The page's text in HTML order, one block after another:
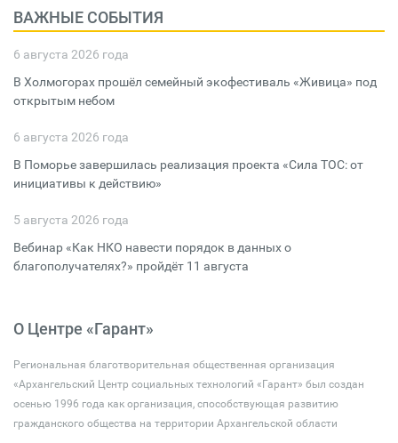
ВАЖНЫЕ СОБЫТИЯ
6 августа 2026 года
В Холмогорах прошёл семейный экофестиваль «Живица» под
открытым небом
6 августа 2026 года
В Поморье завершилась реализация проекта «Сила ТОС: от
инициативы к действию»
5 августа 2026 года
Вебинар «Как НКО навести порядок в данных о
благополучателях?» пройдёт 11 августа
О Центре «Гарант»
Региональная благотворительная общественная организация
«Архангельский Центр социальных технологий «Гарант» был создан
осенью 1996 года как организация, способствующая развитию
гражданского общества на территории Архангельской области